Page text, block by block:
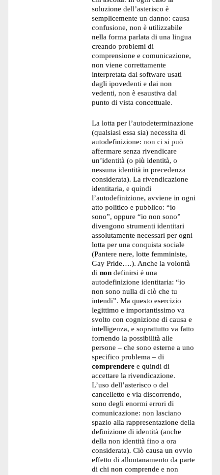
soluzione dell’asterisco è
semplicemente un danno: causa
confusione, non è utilizzabile
nella forma parlata di una lingua
creando problemi di
comprensione e comunicazione,
non viene correttamente
interpretata dai software usati
dagli ipovedenti e dai non
vedenti, non è esaustiva dal
punto di vista concettuale.
La lotta per l’autodeterminazione
(qualsiasi essa sia) necessita di
autodefinizione: non ci si può
affermare senza rivendicare
un’identità (o più identità, o
nessuna identità in precedenza
considerata). La rivendicazione
identitaria, e quindi
l’autodefinizione, avviene in ogni
atto politico e pubblico: “io
sono”, oppure “io non sono”
divengono strumenti identitari
assolutamente necessari per ogni
lotta per una conquista sociale
(Pantere nere, lotte femministe,
Gay Pride….). Anche la volontà
di nondefinirsi è una
autodefinizione identitaria: “io
non sono nulla di ciò che tu
intendi”. Ma questo esercizio
legittimo e importantissimo va
svolto con cognizione di causa e
intelligenza, e soprattutto va fatto
fornendo la possibilità alle
persone – che sono esterne a uno
specifico problema – di
comprenderee quindi di
accettare la rivendicazione.
L’uso dell’asterisco o del
cancelletto e via discorrendo,
sono degli enormi errori di
comunicazione: non lasciano
spazio alla rappresentazione della
definizione di identità (anche
della non identità fino a ora
considerata). Ciò causa un ovvio
effetto di allontanamento da parte
di chi non comprende e non